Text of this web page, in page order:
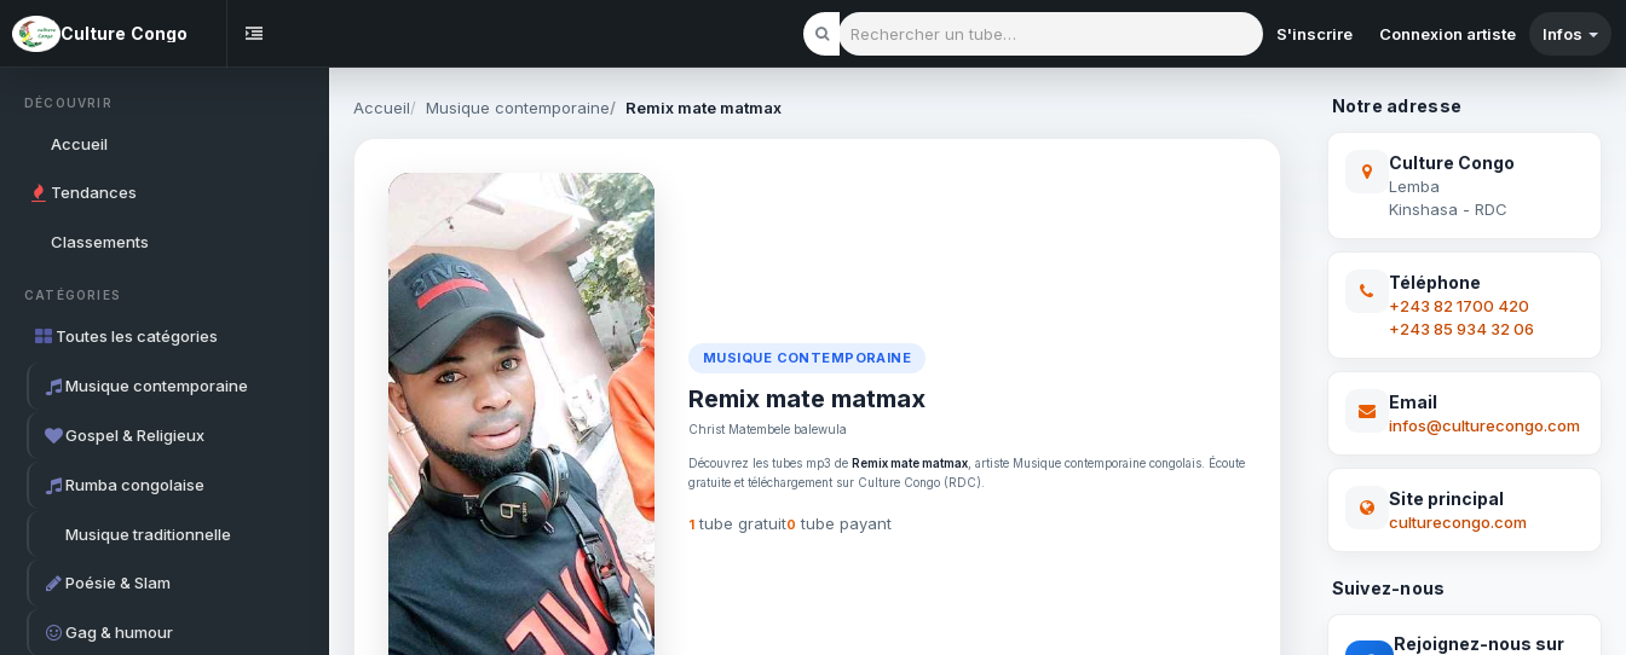
Culture Congo
Rechercher un tube
S'inscrire Connexion artiste Infos
DÉCOUVRIR
Accueil
Tendances
Classements
CATÉGORIES
Toutes les catégories
Musique contemporaine
Gospel & Religieux
Rumba congolaise
Musique traditionnelle
Poésie & Slam
Gag & humour
Accueil Musique contemporaine Remix mate matmax
MUSIQUE CONTEMPORAINE
Remix mate matmax
Christ Matembele balewula
Découvrez les tubes mp3 de Remix mate matmax , artiste Musique contemporaine congolais. Écoute
gratuite et téléchargement sur Culture Congo (RDC).
1 tube gratuit0 tube payant
Notre adresse
Culture Congo
Lemba
Kinshasa - RDC
Téléphone
+243 82 1700 420
+243 85 934 32 06
Email
infos@culturecongo.com
Site principal
culturecongo.com
Suivez-nous
Rejoignez-nous sur